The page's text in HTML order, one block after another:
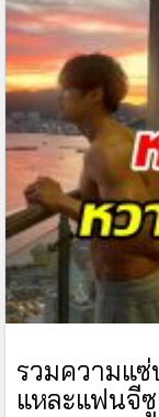
รวมความแ
แหละแฟนจีซู